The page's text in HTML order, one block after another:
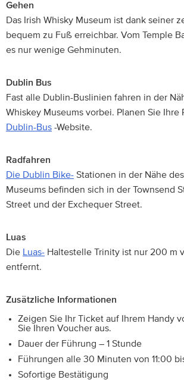
Gehen
Das Irish Whisky Museum ist dank seiner
bequem zu Fuß erreichbar. Vom Temple
es nur wenige Gehminuten.
Dublin Bus
Fast alle Dublin-Buslinien fahren in der
Whiskey Museums vorbei. Planen Sie Ihre
Dublin-Bus -Website.
Radfahren
Die Dublin Bike- Stationen in der Nähe
Museums befinden sich in der Townsend
Street und der Exchequer Street.
Luas
Die
Luas- Haltestelle Trinity ist nur 200 m
entfernt.
Zusätzliche Informationen
Zeigen Sie Ihr Ticket auf Ihrem Handy
Sie Ihren Voucher aus.
Dauer der Führung – 1 Stunde
Führungen alle 30 Minuten von 11:00
Sofortige Bestätigung